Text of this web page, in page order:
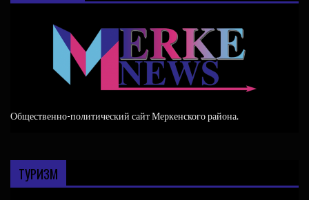
Общественно-политический сайт Меркенского района.
ТУРИЗМ